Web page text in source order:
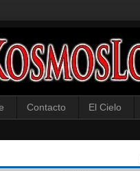
Contacto El Cielo